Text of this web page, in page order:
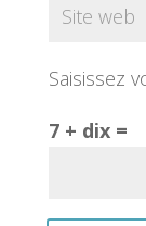
Saisissez
7 + dix =